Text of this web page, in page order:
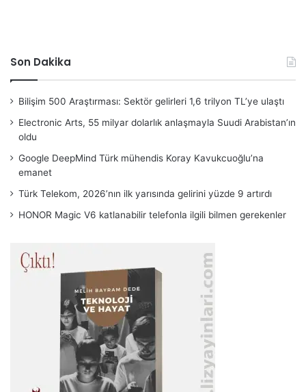
Son Dakika
Bilişim 500 Araştırması: Sektör gelirleri 1,6 trilyon TL’ye ulaştı
Electronic Arts, 55 milyar dolarlık anlaşmayla Suudi Arabistan’ın
oldu
Google DeepMind Türk mühendis Koray Kavukcuoğlu’na
emanet
Türk Telekom, 2026’nın ilk yarısında gelirini yüzde 9 artırdı
HONOR Magic V6 katlanabilir telefonla ilgili bilmen gerekenler